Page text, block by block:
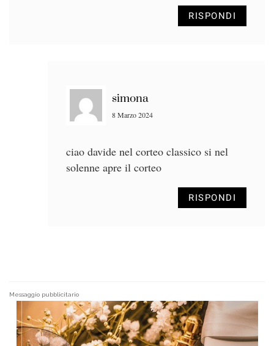
RISPONDI
simona
8 Marzo 2024
ciao davide nel corteo classico si nel
solenne apre il corteo
RISPONDI
Messaggio pubblicitario